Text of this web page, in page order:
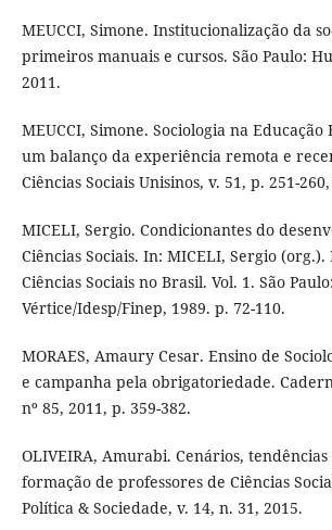
MEUCCI, Simone. Institucionalização da
primeiros manuais e cursos. São Paulo:
2011.
MEUCCI, Simone. Sociologia na Educação
um balanço da experiência remota e
Ciências Sociais Unisinos, v. 51, p. 251-
MICELI, Sergio. Condicionantes do
Ciências Sociais. In: MICELI, Sergio
Ciências Sociais no Brasil. Vol. 1. São
Vértice/Idesp/Finep, 1989. p. 72-110.
MORAES, Amaury Cesar. Ensino de
e campanha pela obrigatoriedade.
nº 85, 2011, p. 359-382.
OLIVEIRA, Amurabi. Cenários, tendências
formação de professores de Ciências
Política & Sociedade, v. 14, n. 31, 2015.